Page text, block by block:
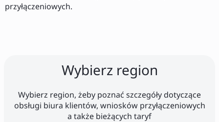
przyłączeniowych.
Wybierz region
Wybierz region, żeby poznać szczegóły dotyczące
obsługi biura klientów, wniosków przyłączeniowych
a także bieżących taryf